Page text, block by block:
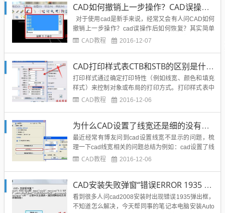
如何才能确定中间小圆的半径。其实如果对缩...
CAD如何撤销上一步操作？CAD误操作怎么恢复如何返回？
对于使用cad是新手来说，经常又会有人问CAD如何
撤销上一步操作？cad误操作后如何恢复？其实简单
办法就是和WORD等其他软件一样，在误操作后可以
CTRL+Z，点“撤销”按钮后的下拉...
CAD教程 2016-12-07
CAD打印样式表CTB和STB的区别是什么？
打印样式通过确定打印特性（例如线宽、颜色和填充
样式）来控制对象或布局的打印方式。打印样式表中
收集了多组打印样式。打印样式管理器是一个窗口，
的打印样式表。用户可以在两种打印样式表之间转
换。也可以在设置了图形的打...
CAD教程 2016-12-06
为什么CAD设置了线宽还是细的没有变化?打印出图有影响吗？
最近经常有博友问到cad设置线宽不显示的问题，梳
理一下cad线宽相关的问题总结为例如：cad设置了线
宽，怎么画出来的仍是细线？线宽设置成0.09和0.25
设置了线宽后画的仍是细线，是因为没有打开“线宽”
显示。...
CAD教程 2016-12-06
CAD安装失败弹窗“错误ERROR 1935 安装程序集”如何解决？
看到很多人问cad2008安装时出现错误1935弹出框，
不知道怎么解决，今天帮同事的笔记本电脑安装Auto